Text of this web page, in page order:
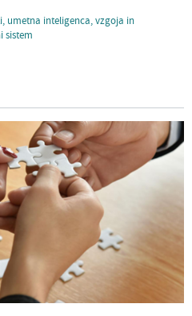
, umetna inteligenca,vzgoja in
sistem